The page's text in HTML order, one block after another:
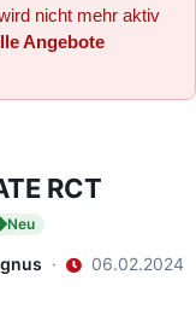
nicht mehr aktiv
Angebote
RCT
Neu
· 06.02.2024